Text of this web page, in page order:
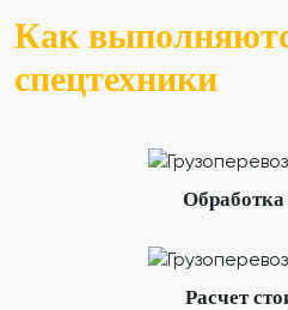
Как
спецтехники
Обработка
Расчет